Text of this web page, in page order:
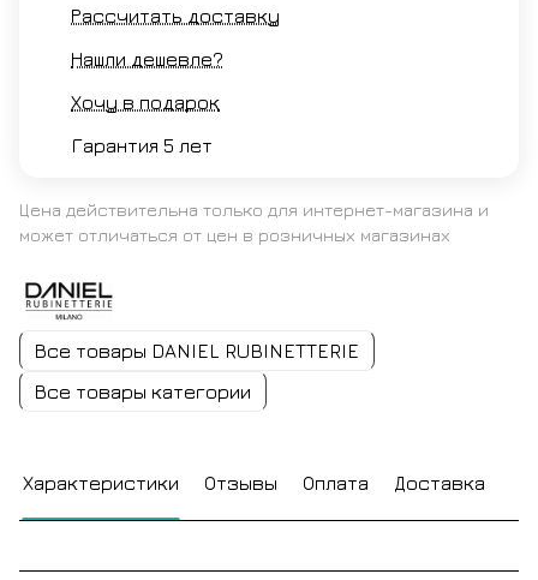
Рассчитать доставку
Нашли дешевле?
Хочу в подарок
Гарантия 5 лет
Цена действительна только для интернет-магазина и
может отличаться от цен в розничных магазинах
Все товары DANIEL RUBINETTERIE
Все товары категории
Характеристики Отзывы Оплата Доставка